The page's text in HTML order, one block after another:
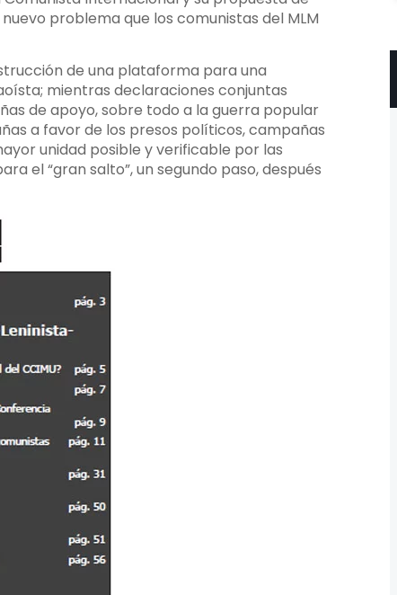
problema que los comunistas del MLM
de una plataforma para una
mientras declaraciones conjuntas
de apoyo, sobre todo a la guerra popular
a favor de los presos políticos, campañas
unidad posible y verificable por las
el “gran salto”, un segundo paso, después